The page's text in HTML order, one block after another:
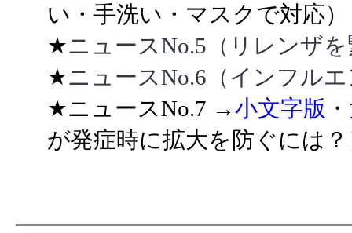
い・手洗い・マスクで対応
★ニュースNo.5（リレンザ
★ニュースNo.6（インフル
★ニュースNo.7 →小文字版 ・
が発症時に拡大を防ぐには